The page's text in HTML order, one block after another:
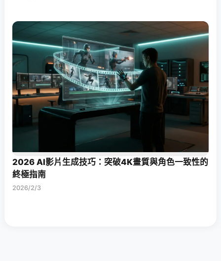
2026 AI影片生成技巧：突破4K畫質與角色一致性的
終極指南
2026/2/3